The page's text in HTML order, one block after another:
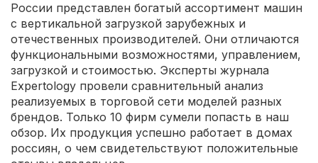
России представлен богатый ассортимент машин
с вертикальной загрузкой зарубежных и
отечественных производителей. Они отличаются
функциональными возможностями, управлением,
загрузкой и стоимостью. Эксперты журнала
Expertology провели сравнительный анализ
реализуемых в торговой сети моделей разных
брендов. Только 10 фирм сумели попасть в наш
обзор. Их продукция успешно работает в домах
россиян, о чем свидетельствуют положительные